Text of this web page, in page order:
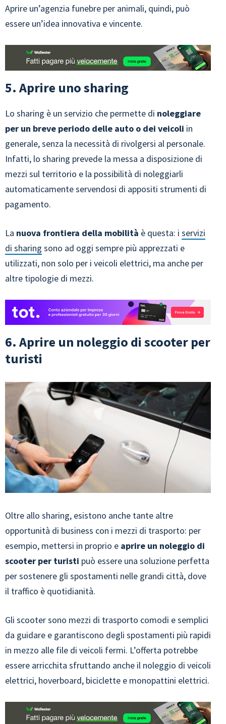
Aprire un’agenzia funebre per animali, quindi, può
essere un’idea innovativa e vincente.
5. Aprire uno sharing
Lo sharing è un servizio che permette di noleggiare
per un breve periodo delle auto o dei veicoli in
generale, senza la necessità di rivolgersi al personale.
Infatti, lo sharing prevede la messa a disposizione di
mezzi sul territorio e la possibilità di noleggiarli
automaticamente servendosi di appositi strumenti di
pagamento.
La nuova frontiera della mobilità è questa: i servizi
di sharing sono ad oggi sempre più apprezzati e
utilizzati, non solo per i veicoli elettrici, ma anche per
altre tipologie di mezzi.
6. Aprire un noleggio di scooter per
turisti
Oltre allo sharing, esistono anche tante altre
opportunità di business con i mezzi di trasporto: per
esempio, mettersi in proprio e aprire un noleggio di
scooter per turisti può essere una soluzione perfetta
per sostenere gli spostamenti nelle grandi città, dove
il traffico è quotidianità.
Gli scooter sono mezzi di trasporto comodi e semplici
da guidare e garantiscono degli spostamenti più rapidi
in mezzo alle file di veicoli fermi. L’offerta potrebbe
essere arricchita sfruttando anche il noleggio di veicoli
elettrici, hoverboard, biciclette e monopattini elettrici.